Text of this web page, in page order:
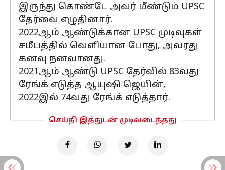
இருந்து கொண்டே அவர் மீண்டும் UPSC
தேர்வை எழுதினார்.
2022ஆம் ஆண்டுக்கான UPSC முடிவுகள்
சமீபத்தில் வெளியான போது, அவரது
கனவு நனவானது.
2021ஆம் ஆண்டு UPSC தேர்வில் 83வது
ரேங்க் எடுத்த ஆயுஷி ஜெயின்,
2022இல் 74வது ரேங்க் எடுத்தார்.
செய்தி இத்துடன் முடிவடைந்தது